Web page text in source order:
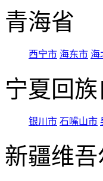
青海省
西宁市 海东市 海
宁夏回
银川市 石嘴山市
新疆维